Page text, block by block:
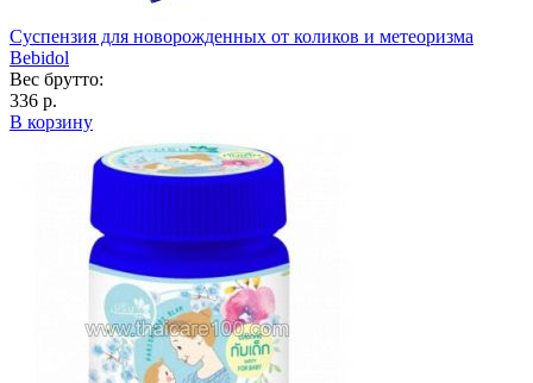
Суспензия для новорожденных от коликов и метеоризма
Bebidol
Вес брутто:
336 р.
В корзину